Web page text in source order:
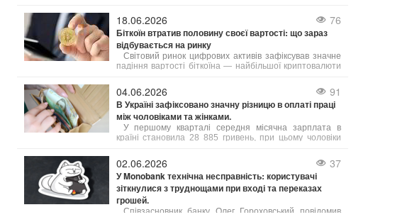
операцій через банкомати, так і отримання грошей у
касах банків.
18.06.2026 76
Біткоїн втратив половину своєї вартості: що зараз
відбувається на ринку
Світовий ринок цифрових активів зафіксував значне
падіння вартості біткоїна — найбільшої криптовалюти
рекордом, встановленим 5 жовтня 2025 року на рівні
125 245,57 доларів, ціна біткоїна знизилася вдвічі і
наблизилася до важливої психологічної межі.
04.06.2026 91
В Україні зафіксовано значну різницю в оплаті праці
між чоловіками та жінками.
У першому кварталі середня місячна зарплата в
країні становила 28 885 гривень, при цьому чоловіки
жінок. Зокрема, середня зарплата чоловіків складала
33 798 грн, а жінок – 24 791 грн.
02.06.2026 37
У Monobank технічна несправність: користувачі
зіткнулися з труднощами при вході та переказах
грошей.
Співзасновник банку Олег Гороховський повідомив